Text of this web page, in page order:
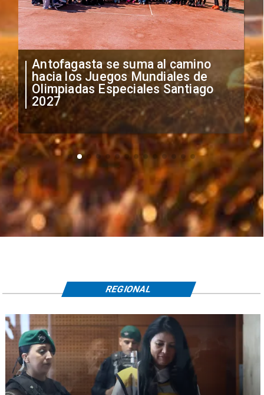
Antofagasta se suma al camino
hacia los Juegos Mundiales de
Olimpiadas Especiales Santiago
2027
REGIONAL